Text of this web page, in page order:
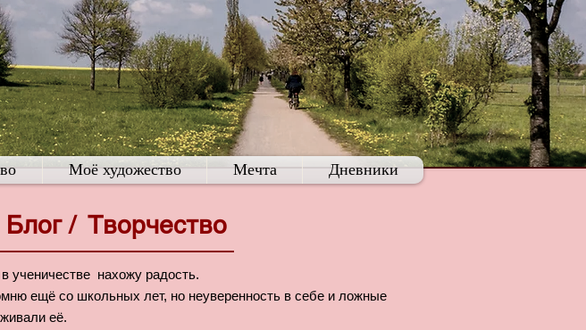
Моё художество Мечта Дневники
Блог / Творчество
нахожу радость.
лет, но неуверенность в себе и ложные
её.